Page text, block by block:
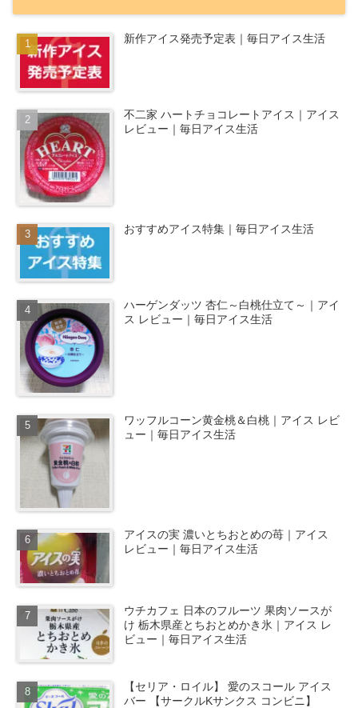
新作アイス発売予定表｜毎日アイス生活
不二家 ハートチョコレートアイス｜アイス
レビュー｜毎日アイス生活
おすすめアイス特集｜毎日アイス生活
ハーゲンダッツ 杏仁～白桃仕立て～｜アイ
ス レビュー｜毎日アイス生活
ワッフルコーン黄金桃＆白桃｜アイス レビ
ュー｜毎日アイス生活
アイスの実 濃いとちおとめの苺｜アイス
レビュー｜毎日アイス生活
ウチカフェ 日本のフルーツ 果肉ソースが
け 栃木県産とちおとめかき氷｜アイス レ
ビュー｜毎日アイス生活
【セリア・ロイル】 愛のスコール アイス
バー 【サークルKサンクス コンビニ】